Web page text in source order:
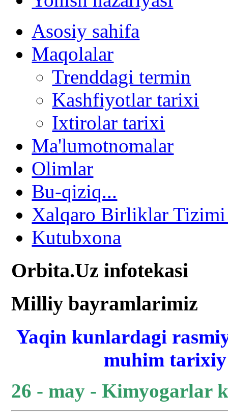
Asosiy sahifa
Maqolalar
Trenddagi termin
Kashfiyotlar tarixi
Ixtirolar tarixi
Ma'lumotnomalar
Olimlar
Bu-qiziq...
Xalqaro Birliklar
Kutubxona
Orbita.Uz infotekasi
Milliy bayramlarimiz
Yaqin kunlardagi
muhim
26 - may - Kimyogarlar